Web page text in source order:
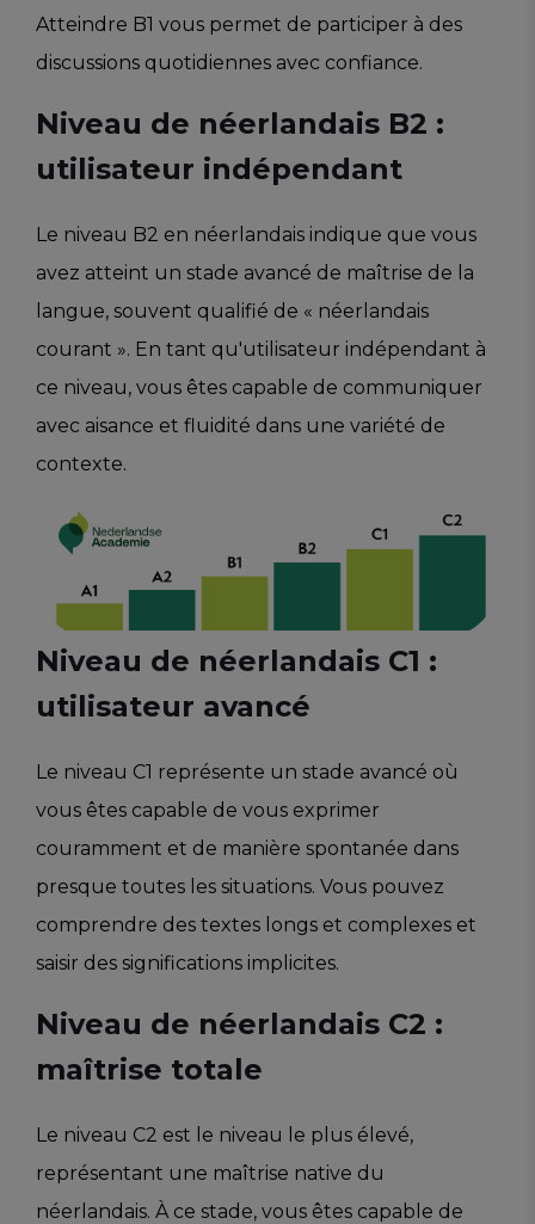
Atteindre B1 vous permet de participer à des
discussions quotidiennes avec confiance.
Niveau de néerlandais B2 :
utilisateur indépendant
Le niveau B2 en néerlandais indique que vous
avez atteint un stade avancé de maîtrise de la
langue, souvent qualifié de « néerlandais
courant ». En tant qu'utilisateur indépendant à
ce niveau, vous êtes capable de communiquer
avec aisance et fluidité dans une variété de
contexte.
Niveau de néerlandais C1 :
utilisateur avancé
Le niveau C1 représente un stade avancé où
vous êtes capable de vous exprimer
couramment et de manière spontanée dans
presque toutes les situations. Vous pouvez
comprendre des textes longs et complexes et
saisir des significations implicites.
Niveau de néerlandais C2 :
maîtrise totale
Le niveau C2 est le niveau le plus élevé,
représentant une maîtrise native du
néerlandais. À ce stade, vous êtes capable de